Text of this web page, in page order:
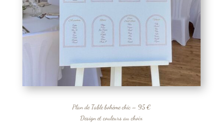
Plan de Table bohème chic – 95 €
Design et couleurs au choix